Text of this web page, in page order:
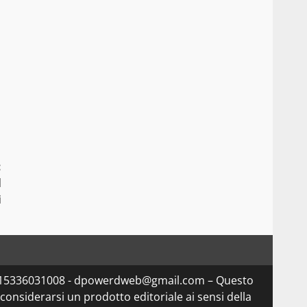
- dpowerdweb@gmail.com – Questo
un prodotto editoriale ai sensi della